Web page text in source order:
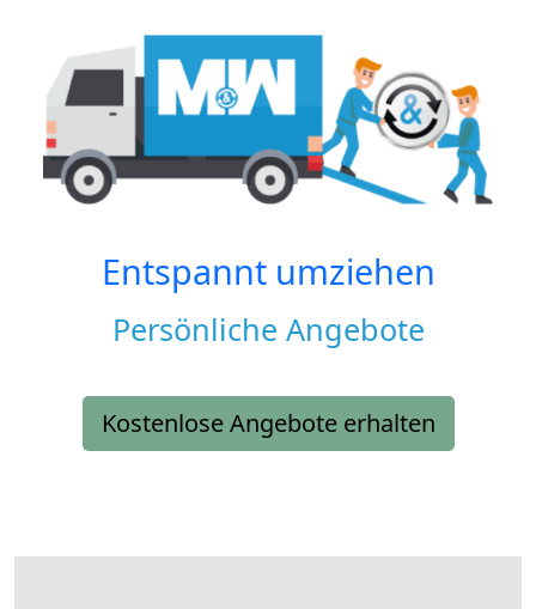
Entspannt umziehen
Persönliche Angebote
Kostenlose Angebote erhalten